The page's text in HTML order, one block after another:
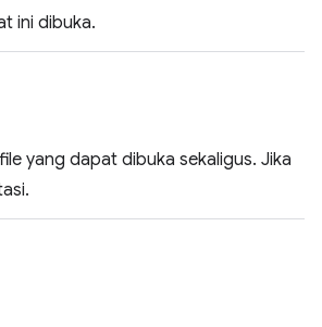
ini dibuka.
yang dapat dibuka sekaligus. Jika